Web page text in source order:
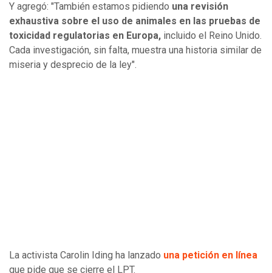
Y agregó: "También estamos pidiendo una revisión
exhaustiva sobre el uso de animales en las pruebas de
toxicidad regulatorias en Europa, incluido el Reino Unido.
Cada investigación, sin falta, muestra una historia similar de
miseria y desprecio de la ley".
La activista Carolin Iding ha lanzado una petición en línea
que pide que se cierre el LPT.